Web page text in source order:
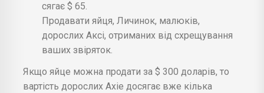
сягає $ 65.
Продавати яйця, Личинок, малюків,
дорослих Аксі, отриманих від схрещування
ваших звіряток.
Якщо яйце можна продати за $ 300 доларів, то
вартість дорослих Axie досягає вже кілька